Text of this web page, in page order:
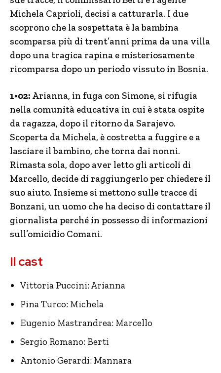
Michela Caprioli, decisi a catturarla. I due
scoprono che la sospettata è la bambina
scomparsa più di trent’anni prima da una villa
dopo una tragica rapina e misteriosamente
ricomparsa dopo un periodo vissuto in Bosnia.
1×02: Arianna, in fuga con Simone, si rifugia
nella comunità educativa in cui è stata ospite
da ragazza, dopo il ritorno da Sarajevo.
Scoperta da Michela, è costretta a fuggire e a
lasciare il bambino, che torna dai nonni.
Rimasta sola, dopo aver letto gli articoli di
Marcello, decide di raggiungerlo per chiedere il
suo aiuto. Insieme si mettono sulle tracce di
Bonzani, un uomo che ha deciso di contattare il
giornalista perché in possesso di informazioni
sull’omicidio Comani.
Il cast
Vittoria Puccini: Arianna
Pina Turco: Michela
Eugenio Mastrandrea: Marcello
Sergio Romano: Berti
Antonio Gerardi: Mannara